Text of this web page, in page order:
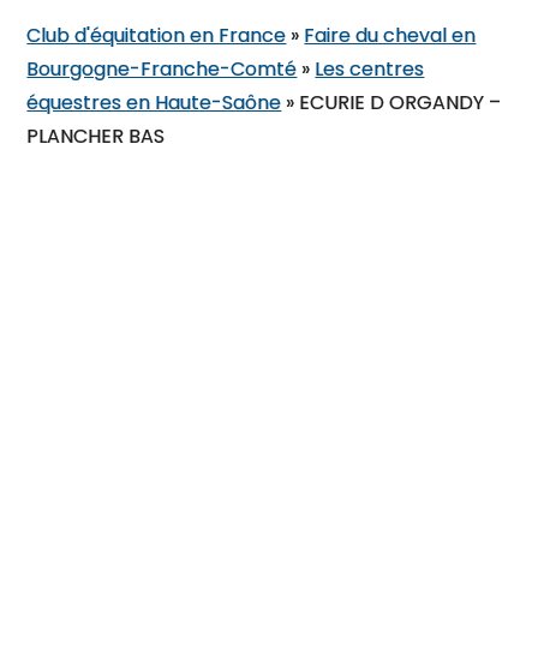
Club d'équitation en France » Faire du cheval en
Bourgogne-Franche-Comté » Les centres
équestres en Haute-Saône » ECURIE D ORGANDY –
PLANCHER BAS